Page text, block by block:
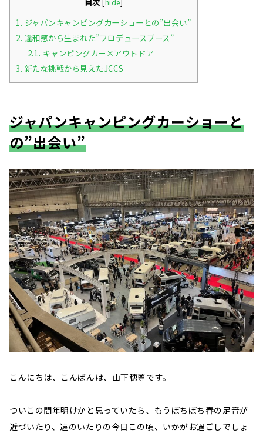
ーというカルチャーを。」をテーマに日本最大級のキャ...
[hide]
1. ジャパンキャンピングカーショーとの”出会い”
2. 違和感から生まれた”プロデュースブース”
2.1. キャンピングカー×アウトドア
3. 新たな挑戦から見えたJCCS
ジャパンキャンピングカーショーと
の”出会い”
こんにちは、こんばんは、山下穂尊です。
ついこの間年明けかと思っていたら、もうぼちぼち春の足音が
近づいたり、遠のいたりの今日この頃、いかがお過ごしでしょ